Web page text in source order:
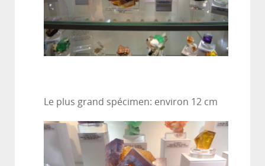
Le plus grand spécimen: environ 12 cm